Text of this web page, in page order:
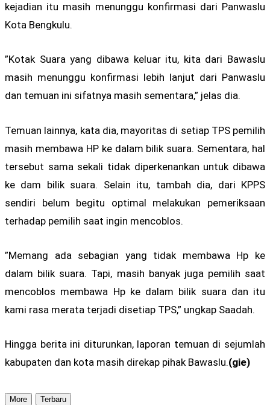
kejadian itu masih menunggu konfirmasi dari Panwaslu
Kota Bengkulu.
”Kotak Suara yang dibawa keluar itu, kita dari Bawaslu
masih menunggu konfirmasi lebih lanjut dari Panwaslu
dan temuan ini sifatnya masih sementara,” jelas dia.
Temuan lainnya, kata dia, mayoritas di setiap TPS pemilih
masih membawa HP ke dalam bilik suara. Sementara, hal
tersebut sama sekali tidak diperkenankan untuk dibawa
ke dam bilik suara. Selain itu, tambah dia, dari KPPS
sendiri belum begitu optimal melakukan pemeriksaan
terhadap pemilih saat ingin mencoblos.
”Memang ada sebagian yang tidak membawa Hp ke
dalam bilik suara. Tapi, masih banyak juga pemilih saat
mencoblos membawa Hp ke dalam bilik suara dan itu
kami rasa merata terjadi disetiap TPS,” ungkap Saadah.
Hingga berita ini diturunkan, laporan temuan di sejumlah
kabupaten dan kota masih direkap pihak Bawaslu.(gie)
More Terbaru